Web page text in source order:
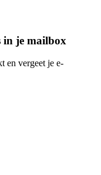
in je mailbox
en vergeet je e-